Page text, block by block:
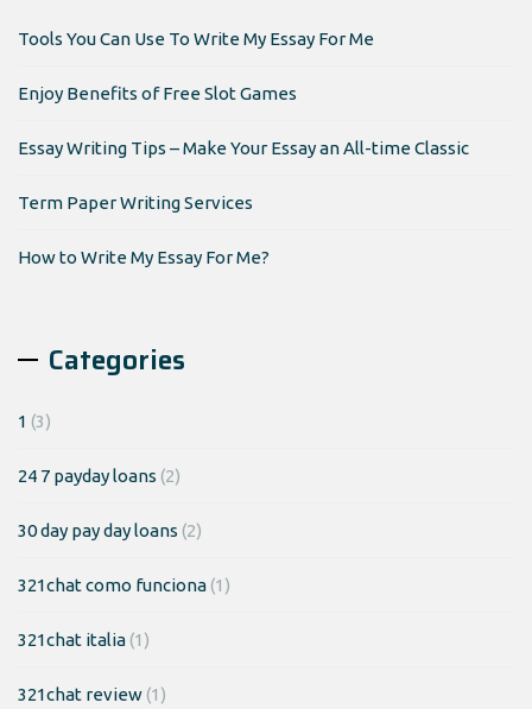
Tools You Can Use To Write My Essay For Me
Enjoy Benefits of Free Slot Games
Essay Writing Tips – Make Your Essay an All-time Classic
Term Paper Writing Services
How to Write My Essay For Me?
Categories
1 (3)
24 7 payday loans (2)
30 day pay day loans (2)
321chat como funciona(1)
321chat italia(1)
321chat review(1)